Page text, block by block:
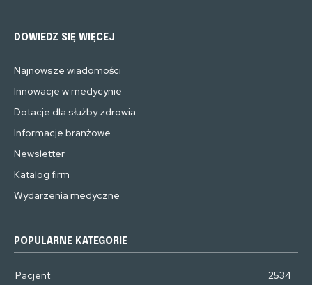
DOWIEDZ SIĘ WIĘCEJ
Najnowsze wiadomości
Innowacje w medycynie
Dotacje dla służby zdrowia
Informacje branżowe
Newsletter
Katalog firm
Wydarzenia medyczne
POPULARNE KATEGORIE
Pacjent
2534